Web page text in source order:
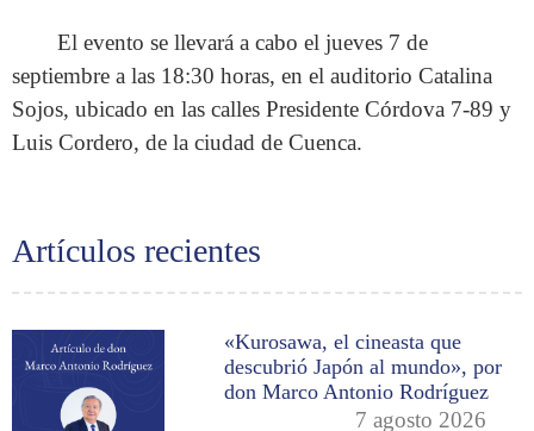
Artículos recientes
«Kurosawa, el cineasta que
descubrió Japón al mundo», por
don Marco Antonio Rodríguez
7 agosto 2026
El evento se llevará a cabo el jueves 7 de
septiembre a las 18:30 horas, en el auditorio Catalina
Sojos, ubicado en las calles Presidente Córdova 7-89 y
Luis Cordero, de la ciudad de Cuenca.